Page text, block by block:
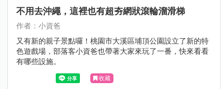
不用去沖繩，這裡也有超夯網狀滾輪溜滑梯
作者：小資爸
又有新的親子景點囉！桃園市大溪區埔頂公園設立了新的特
色遊戲場，部落客小資爸也帶著大家來玩了一番，快來看看
有哪些設施。
收藏